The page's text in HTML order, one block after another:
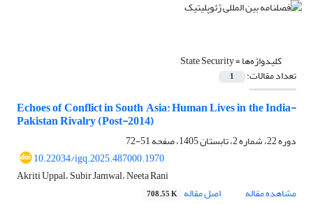
کلیدواژه‌ها =State Security
تعداد مقالات: 1
Echoes of Conflict in South Asia: Human Lives in the India-
Pakistan Rivalry (Post-2014)
دوره 22، شماره 2، تابستان 1405، صفحه
51-72
10.22034/igq.2025.487000.1970
Akriti Uppal، Subir Jamwal، Neeta Rani
مشاهده مقاله
اصل مقاله 708.55 K